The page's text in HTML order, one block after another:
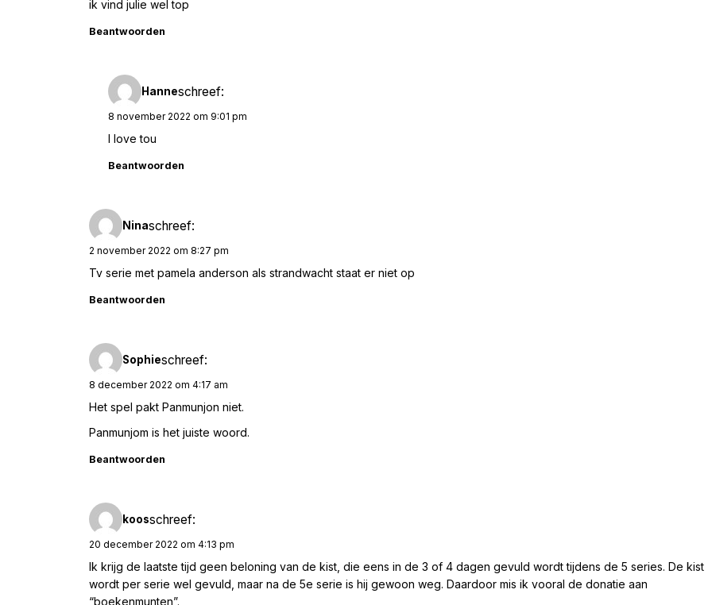
ik vind julie wel top
Beantwoorden
Hanneschreef:
8 november 2022 om 9:01 pm
I love tou
Beantwoorden
Ninaschreef:
2 november 2022 om 8:27 pm
Tv serie met pamela anderson als strandwacht staat er niet op
Beantwoorden
Sophieschreef:
8 december 2022 om 4:17 am
Het spel pakt Panmunjon niet.
Panmunjom is het juiste woord.
Beantwoorden
koosschreef:
20 december 2022 om 4:13 pm
Ik krijg de laatste tijd geen beloning van de kist, die eens in de 3 of 4 dagen gevuld wordt tijdens de 5 series. De kist
wordt per serie wel gevuld, maar na de 5e serie is hij gewoon weg. Daardoor mis ik vooral de donatie aan
“boekenmunten”.